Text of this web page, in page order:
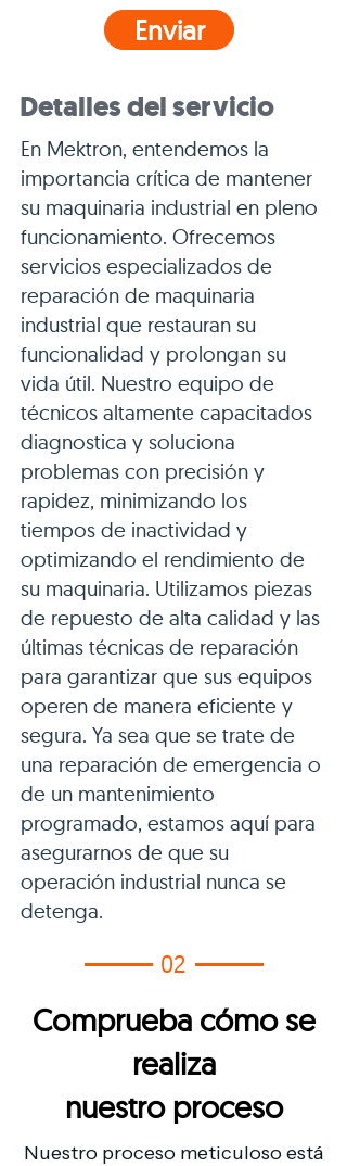
Enviar
Detalles del servicio
En Mektron, entendemos la
importancia crítica de mantener
su maquinaria industrial en pleno
funcionamiento. Ofrecemos
servicios especializados de
reparación de maquinaria
industrial que restauran su
funcionalidad y prolongan su
vida útil. Nuestro equipo de
técnicos altamente capacitados
diagnostica y soluciona
problemas con precisión y
rapidez, minimizando los
tiempos de inactividad y
optimizando el rendimiento de
su maquinaria. Utilizamos piezas
de repuesto de alta calidad y las
últimas técnicas de reparación
para garantizar que sus equipos
operen de manera eficiente y
segura. Ya sea que se trate de
una reparación de emergencia o
de un mantenimiento
programado, estamos aquí para
asegurarnos de que su
operación industrial nunca se
detenga.
02
Comprueba cómo se
realiza
nuestro proceso
Nuestro proceso meticuloso está